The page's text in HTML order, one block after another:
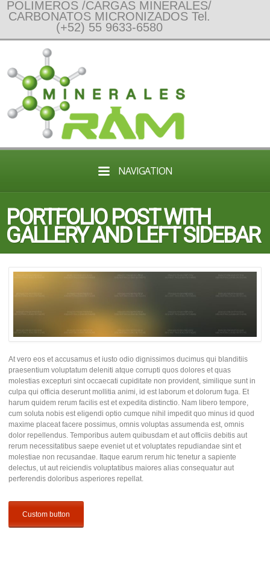
POLIMEROS /CARGAS MINERALES/
CARBONATOS MICRONIZADOS Tel.
(+52) 55 9633-6580
NAVIGATION
PORTFOLIO POST WITH
GALLERY AND LEFT SIDEBAR
At vero eos et accusamus et iusto odio dignissimos ducimus qui blanditiis
praesentium voluptatum deleniti atque corrupti quos dolores et quas
molestias excepturi sint occaecati cupiditate non provident, similique sunt in
culpa qui officia deserunt mollitia animi, id est laborum et dolorum fuga. Et
harum quidem rerum facilis est et expedita distinctio. Nam libero tempore,
cum soluta nobis est eligendi optio cumque nihil impedit quo minus id quod
maxime placeat facere possimus, omnis voluptas assumenda est, omnis
dolor repellendus. Temporibus autem quibusdam et aut officiis debitis aut
rerum necessitatibus saepe eveniet ut et voluptates repudiandae sint et
molestiae non recusandae. Itaque earum rerum hic tenetur a sapiente
delectus, ut aut reiciendis voluptatibus maiores alias consequatur aut
perferendis doloribus asperiores repellat.
Custom button